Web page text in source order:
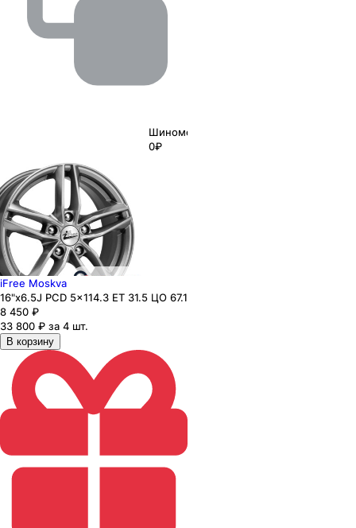
Шиномонтаж
0₽
iFree Moskva
16"x6.5J PCD 5x114.3 ЕТ 31.5 ЦО 67.1
8 450 ₽
33 800 ₽ за 4 шт.
В корзину